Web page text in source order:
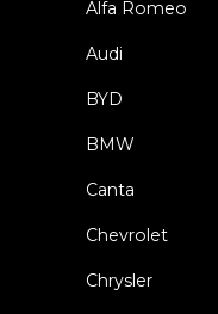
Alfa Romeo
Audi
BYD
BMW
Canta
Chevrolet
Chrysler